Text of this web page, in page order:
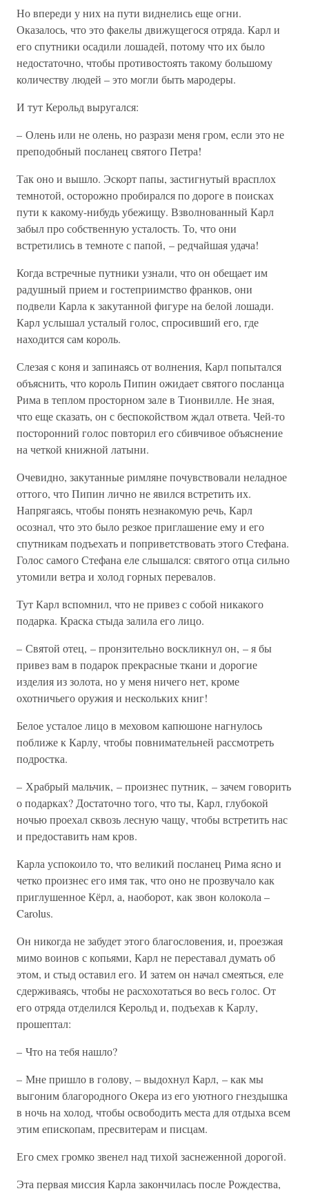
Но впереди у них на пути виднелись еще огни.
Оказалось, что это факелы движущегося отряда. Карл и
его спутники осадили лошадей, потому что их было
недостаточно, чтобы противостоять такому большому
количеству людей – это могли быть мародеры.
И тут Керольд выругался:
– Олень или не олень, но разрази меня гром, если это не
преподобный посланец святого Петра!
Так оно и вышло. Эскорт папы, застигнутый врасплох
темнотой, осторожно пробирался по дороге в поисках
пути к какому-нибудь убежищу. Взволнованный Карл
забыл про собственную усталость. То, что они
встретились в темноте с папой, – редчайшая удача!
Когда встречные путники узнали, что он обещает им
радушный прием и гостеприимство франков, они
подвели Карла к закутанной фигуре на белой лошади.
Карл услышал усталый голос, спросивший его, где
находится сам король.
Слезая с коня и запинаясь от волнения, Карл попытался
объяснить, что король Пипин ожидает святого посланца
Рима в теплом просторном зале в Тионвилле. Не зная,
что еще сказать, он с беспокойством ждал ответа. Чей-то
посторонний голос повторил его сбивчивое объяснение
на четкой книжной латыни.
Очевидно, закутанные римляне почувствовали неладное
оттого, что Пипин лично не явился встретить их.
Напрягаясь, чтобы понять незнакомую речь, Карл
осознал, что это было резкое приглашение ему и его
спутникам подъехать и поприветствовать этого Стефана.
Голос самого Стефана еле слышался: святого отца сильно
утомили ветра и холод горных перевалов.
Тут Карл вспомнил, что не привез с собой никакого
подарка. Краска стыда залила его лицо.
– Святой отец, – пронзительно воскликнул он, – я бы
привез вам в подарок прекрасные ткани и дорогие
изделия из золота, но у меня ничего нет, кроме
охотничьего оружия и нескольких книг!
Белое усталое лицо в меховом капюшоне нагнулось
поближе к Карлу, чтобы повнимательней рассмотреть
подростка.
– Храбрый мальчик, – произнес путник, – зачем говорить
о подарках? Достаточно того, что ты, Карл, глубокой
ночью проехал сквозь лесную чащу, чтобы встретить нас
и предоставить нам кров.
Карла успокоило то, что великий посланец Рима ясно и
четко произнес его имя так, что оно не прозвучало как
приглушенное Кёрл, а, наоборот, как звон колокола –
Carolus.
Он никогда не забудет этого благословения, и, проезжая
мимо воинов с копьями, Карл не переставал думать об
этом, и стыд оставил его. И затем он начал смеяться, еле
сдерживаясь, чтобы не расхохотаться во весь голос. От
его отряда отделился Керольд и, подъехав к Карлу,
прошептал:
– Что на тебя нашло?
– Мне пришло в голову, – выдохнул Карл, – как мы
выгоним благородного Окера из его уютного гнездышка
в ночь на холод, чтобы освободить места для отдыха всем
этим епископам, пресвитерам и писцам.
Его смех громко звенел над тихой заснеженной дорогой.
Эта первая миссия Карла закончилась после Рождества,